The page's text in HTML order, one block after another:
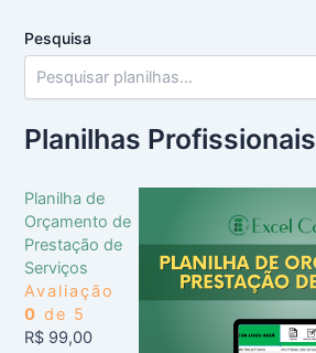
Pesquisa
Planilhas Profissionais
Planilha de
Orçamento de
Prestação de
Serviços
Avaliação
0 de 5
R$ 99,00